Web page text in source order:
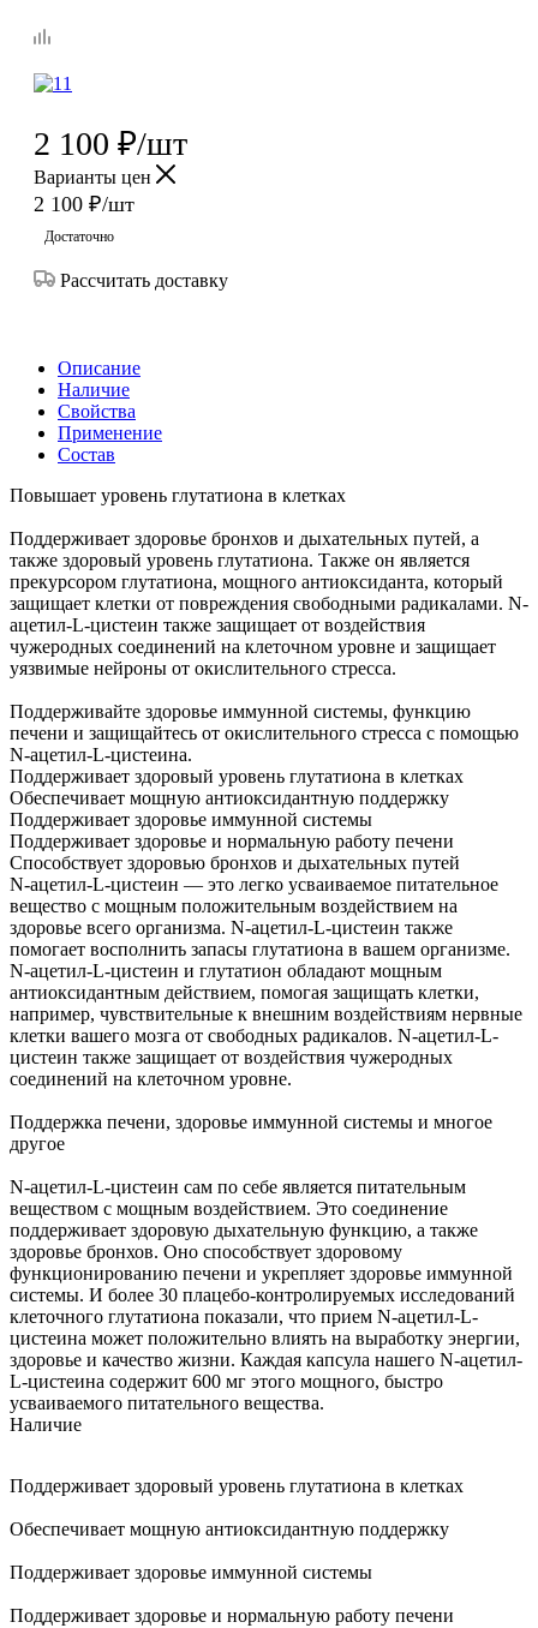
2 100 ₽/шт
Варианты цен
2 100 ₽/шт
Достаточно
Рассчитать доставку
Описание
Наличие
Свойства
Применение
Состав
Повышает уровень глутатиона в клетках
Поддерживает здоровье бронхов и дыхательных путей, а
также здоровый уровень глутатиона. Также он является
прекурсором глутатиона, мощного антиоксиданта, который
защищает клетки от повреждения свободными радикалами. N-
ацетил-L-цистеин также защищает от воздействия
чужеродных соединений на клеточном уровне и защищает
уязвимые нейроны от окислительного стресса.
Поддерживайте здоровье иммунной системы, функцию
печени и защищайтесь от окислительного стресса с помощью
N-ацетил-L-цистеина.
Поддерживает здоровый уровень глутатиона в клетках
Обеспечивает мощную антиоксидантную поддержку
Поддерживает здоровье иммунной системы
Поддерживает здоровье и нормальную работу печени
Способствует здоровью бронхов и дыхательных путей
N-ацетил-L-цистеин — это легко усваиваемое питательное
вещество с мощным положительным воздействием на
здоровье всего организма. N-ацетил-L-цистеин также
помогает восполнить запасы глутатиона в вашем организме.
N-ацетил-L-цистеин и глутатион обладают мощным
антиоксидантным действием, помогая защищать клетки,
например, чувствительные к внешним воздействиям нервные
клетки вашего мозга от свободных радикалов. N-ацетил-L-
цистеин также защищает от воздействия чужеродных
соединений на клеточном уровне.
Поддержка печени, здоровье иммунной системы и многое
другое
N-ацетил-L-цистеин сам по себе является питательным
веществом с мощным воздействием. Это соединение
поддерживает здоровую дыхательную функцию, а также
здоровье бронхов. Оно способствует здоровому
функционированию печени и укрепляет здоровье иммунной
системы. И более 30 плацебо-контролируемых исследований
клеточного глутатиона показали, что прием N-ацетил-L-
цистеина может положительно влиять на выработку энергии,
здоровье и качество жизни. Каждая капсула нашего N-ацетил-
L-цистеина содержит 600 мг этого мощного, быстро
усваиваемого питательного вещества.
Наличие
Поддерживает здоровый уровень глутатиона в клетках
Обеспечивает мощную антиоксидантную поддержку
Поддерживает здоровье иммунной системы
Поддерживает здоровье и нормальную работу печени